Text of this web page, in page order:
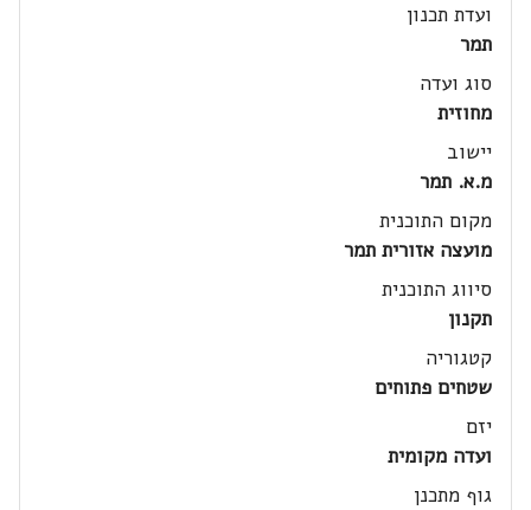
ועדת תכנון
תמר
סוג ועדה
מחוזית
יישוב
מ.א. תמר
מקום התוכנית
מועצה אזורית תמר
סיווג התוכנית
תקנון
קטגוריה
שטחים פתוחים
יזם
ועדה מקומית
גוף מתכנן